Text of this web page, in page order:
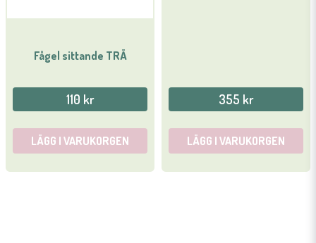
Fågel sittande TRÄ
110 kr
LÄGG I VARUKORGEN
355 kr
LÄGG I VARUKORGEN